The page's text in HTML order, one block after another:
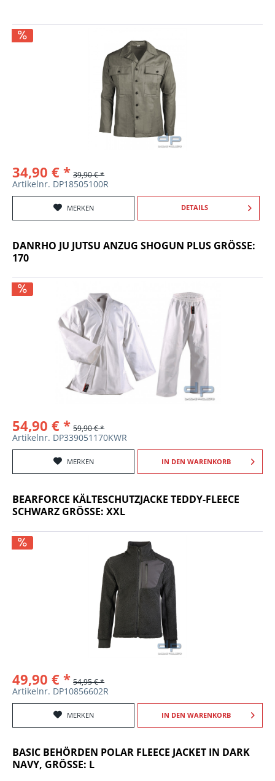
34,90 € * 39,90 € *
Artikelnr. DP18505100R
MERKEN DETAILS
DANRHO JU JUTSU ANZUG SHOGUN PLUS GRÖSSE: 1
70
54,90 € * 59,90 € *
Artikelnr. DP339051170KWR
MERKEN IN DEN WARENKORB
BEARFORCE KÄLTESCHUTZJACKE TEDDY-FLEECE
SCHWARZ GRÖSSE: XXL
49,90 € * 54,95 € *
Artikelnr. DP10856602R
MERKEN IN DEN WARENKORB
BASIC BEHÖRDEN POLAR FLEECE JACKET IN DARK
NAVY, GRÖSSE: L